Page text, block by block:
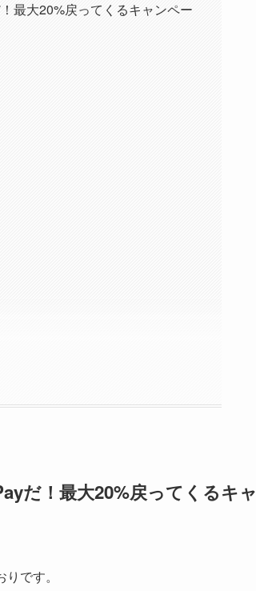
最大20%戻ってくるキャンペー
だ！最大20%戻ってくるキャ
です。